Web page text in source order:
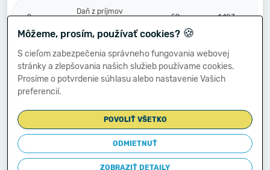
2.
Daň z príjmov
59 -1 183
S.
Prevod podielov na
výsledku
hospodárenia
60
****
Výsledok
hospodárenia za
účtovné obdobie po
zdanení (+/-) (r. 56
61 332 787
Môžeme, prosím, používať cookies? 🍪
S cieľom zabezpečenia správneho fungovania webovej
stránky a zlepšovania našich služieb používame cookies.
Prosíme o potvrdenie súhlasu alebo nastavenie Vašich
preferencií.
POVOLIŤ VŠETKO
ODMIETNUŤ
ZOBRAZIŤ DETAILY